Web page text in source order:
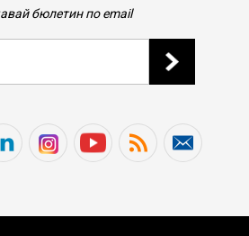
бюлетин по email